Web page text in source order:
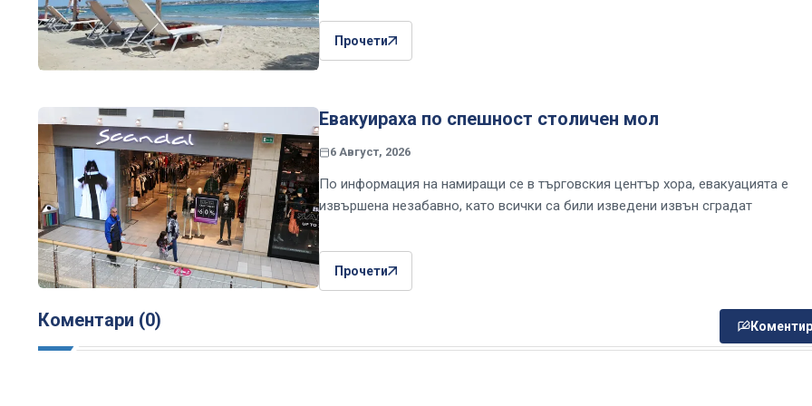
Прочети
Евакуираха по спешност столичен мол
6 Август, 2026
По информация на намиращи се в търговския център хора, евакуацията е
извършена незабавно, като всички са били изведени извън сградат
Прочети
Коментари (0)